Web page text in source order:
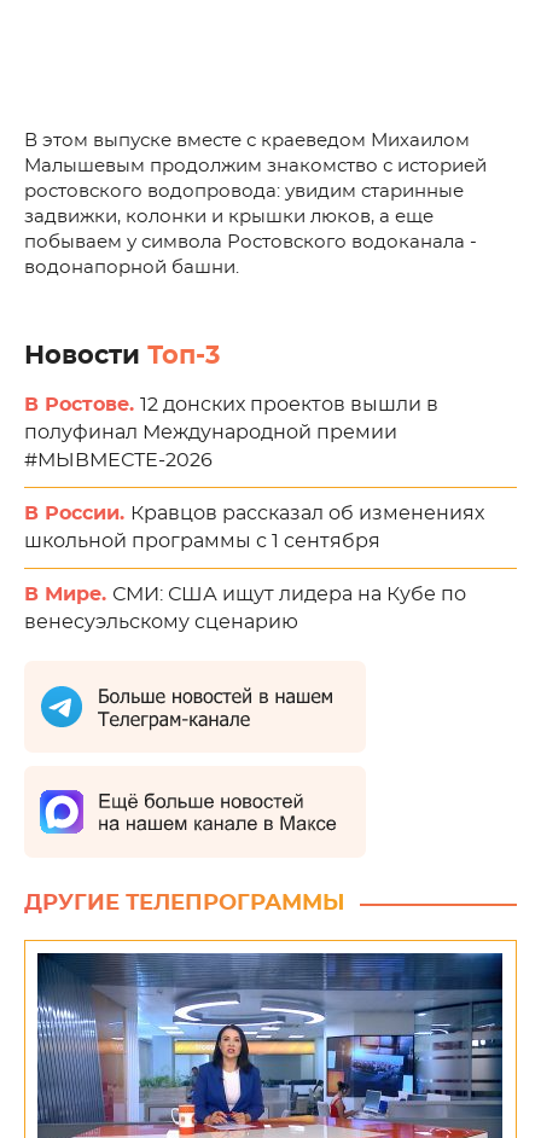
В этом выпуске вместе с краеведом Михаилом
Малышевым продолжим знакомство с историей
ростовского водопровода: увидим старинные
задвижки, колонки и крышки люков, а еще
побываем у символа Ростовского водоканала -
водонапорной башни.
Новости Топ-3
В Ростове. 12 донских проектов вышли в
полуфинал Международной премии
#МЫВМЕСТЕ-2026
В России. Кравцов рассказал об изменениях
школьной программы с 1 сентября
В Мире. СМИ: США ищут лидера на Кубе по
венесуэльскому сценарию
ДРУГИЕ ТЕЛЕПРОГРАММЫ